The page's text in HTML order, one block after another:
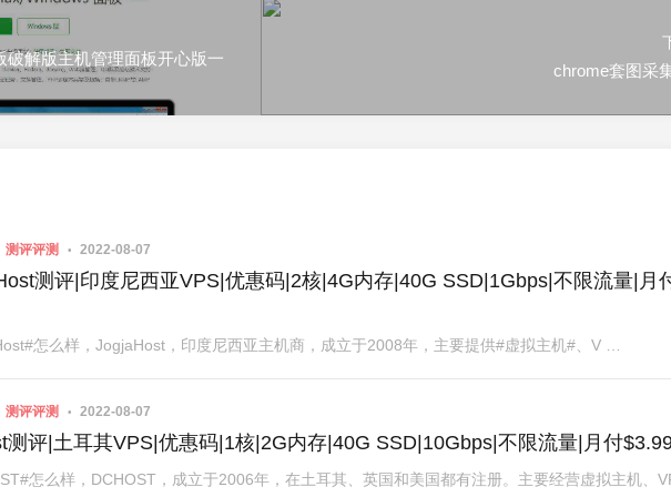
破解版主机管理面板开心版一
chrome套图采
测评评测 2022-08-07
测评|印度尼西亚VPS|优惠码|2核|4G内存|40G SSD|1Gbps|不限流量|月
怎么样，JogjaHost，印度尼西亚主机商，成立于2008年，主要提供#虚拟主机#、V …
测评评测 2022-08-07
测评|土耳其VPS|优惠码|1核|2G内存|40G SSD|10Gbps|不限流量|月付
怎么样，DCHOST，成立于2006年，在土耳其、英国和美国都有注册。主要经营虚拟主机、